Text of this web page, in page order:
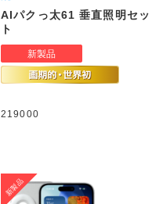
AIパクっ太61 垂直照明セッ
ト
219000